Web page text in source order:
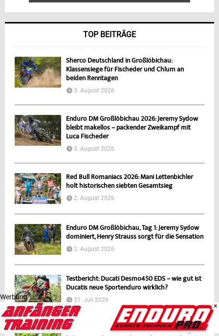
TOP BEITRÄGE
Sherco Deutschland in Großlöbichau:
Klassensiege für Fischeder und Chlum an
beiden Renntagen
3. August 2026
Enduro DM Großlöbichau 2026: Jeremy Sydow
bleibt makellos – packender Zweikampf mit
Luca Fischeder
3. August 2026
Red Bull Romaniacs 2026: Mani Lettenbichler
holt historischen siebten Gesamtsieg
2. August 2026
Enduro DM Großlöbichau, Tag 1: Jeremy Sydow
dominiert, Henry Strauss sorgt für die Sensation
2. August 2026
Testbericht: Ducati Desmo450 EDS – wie gut ist
Ducatis neue Sportenduro wirklich?
31. Juli 2026
Premiere in Lauchhammer: ECHT Endurocup
Werbung
×